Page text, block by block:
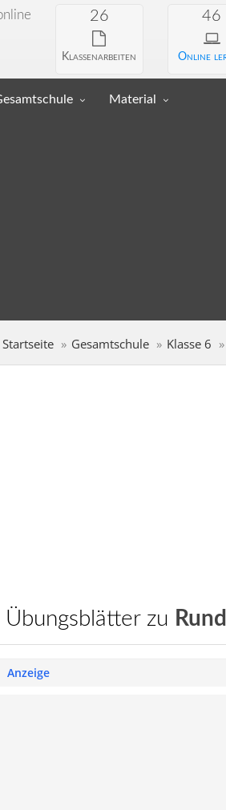
26
Klassenarbeiten
46
Online
Material
Startseite Gesamtschule Klasse 6
Übungsblätter zu
Anzeige